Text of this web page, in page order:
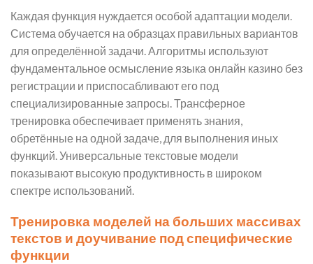
Каждая функция нуждается особой адаптации модели.
Система обучается на образцах правильных вариантов
для определённой задачи. Алгоритмы используют
фундаментальное осмысление языка онлайн казино без
регистрации и приспосабливают его под
специализированные запросы. Трансферное
тренировка обеспечивает применять знания,
обретённые на одной задаче, для выполнения иных
функций. Универсальные текстовые модели
показывают высокую продуктивность в широком
спектре использований.
Тренировка моделей на больших массивах
текстов и доучивание под специфические
функции